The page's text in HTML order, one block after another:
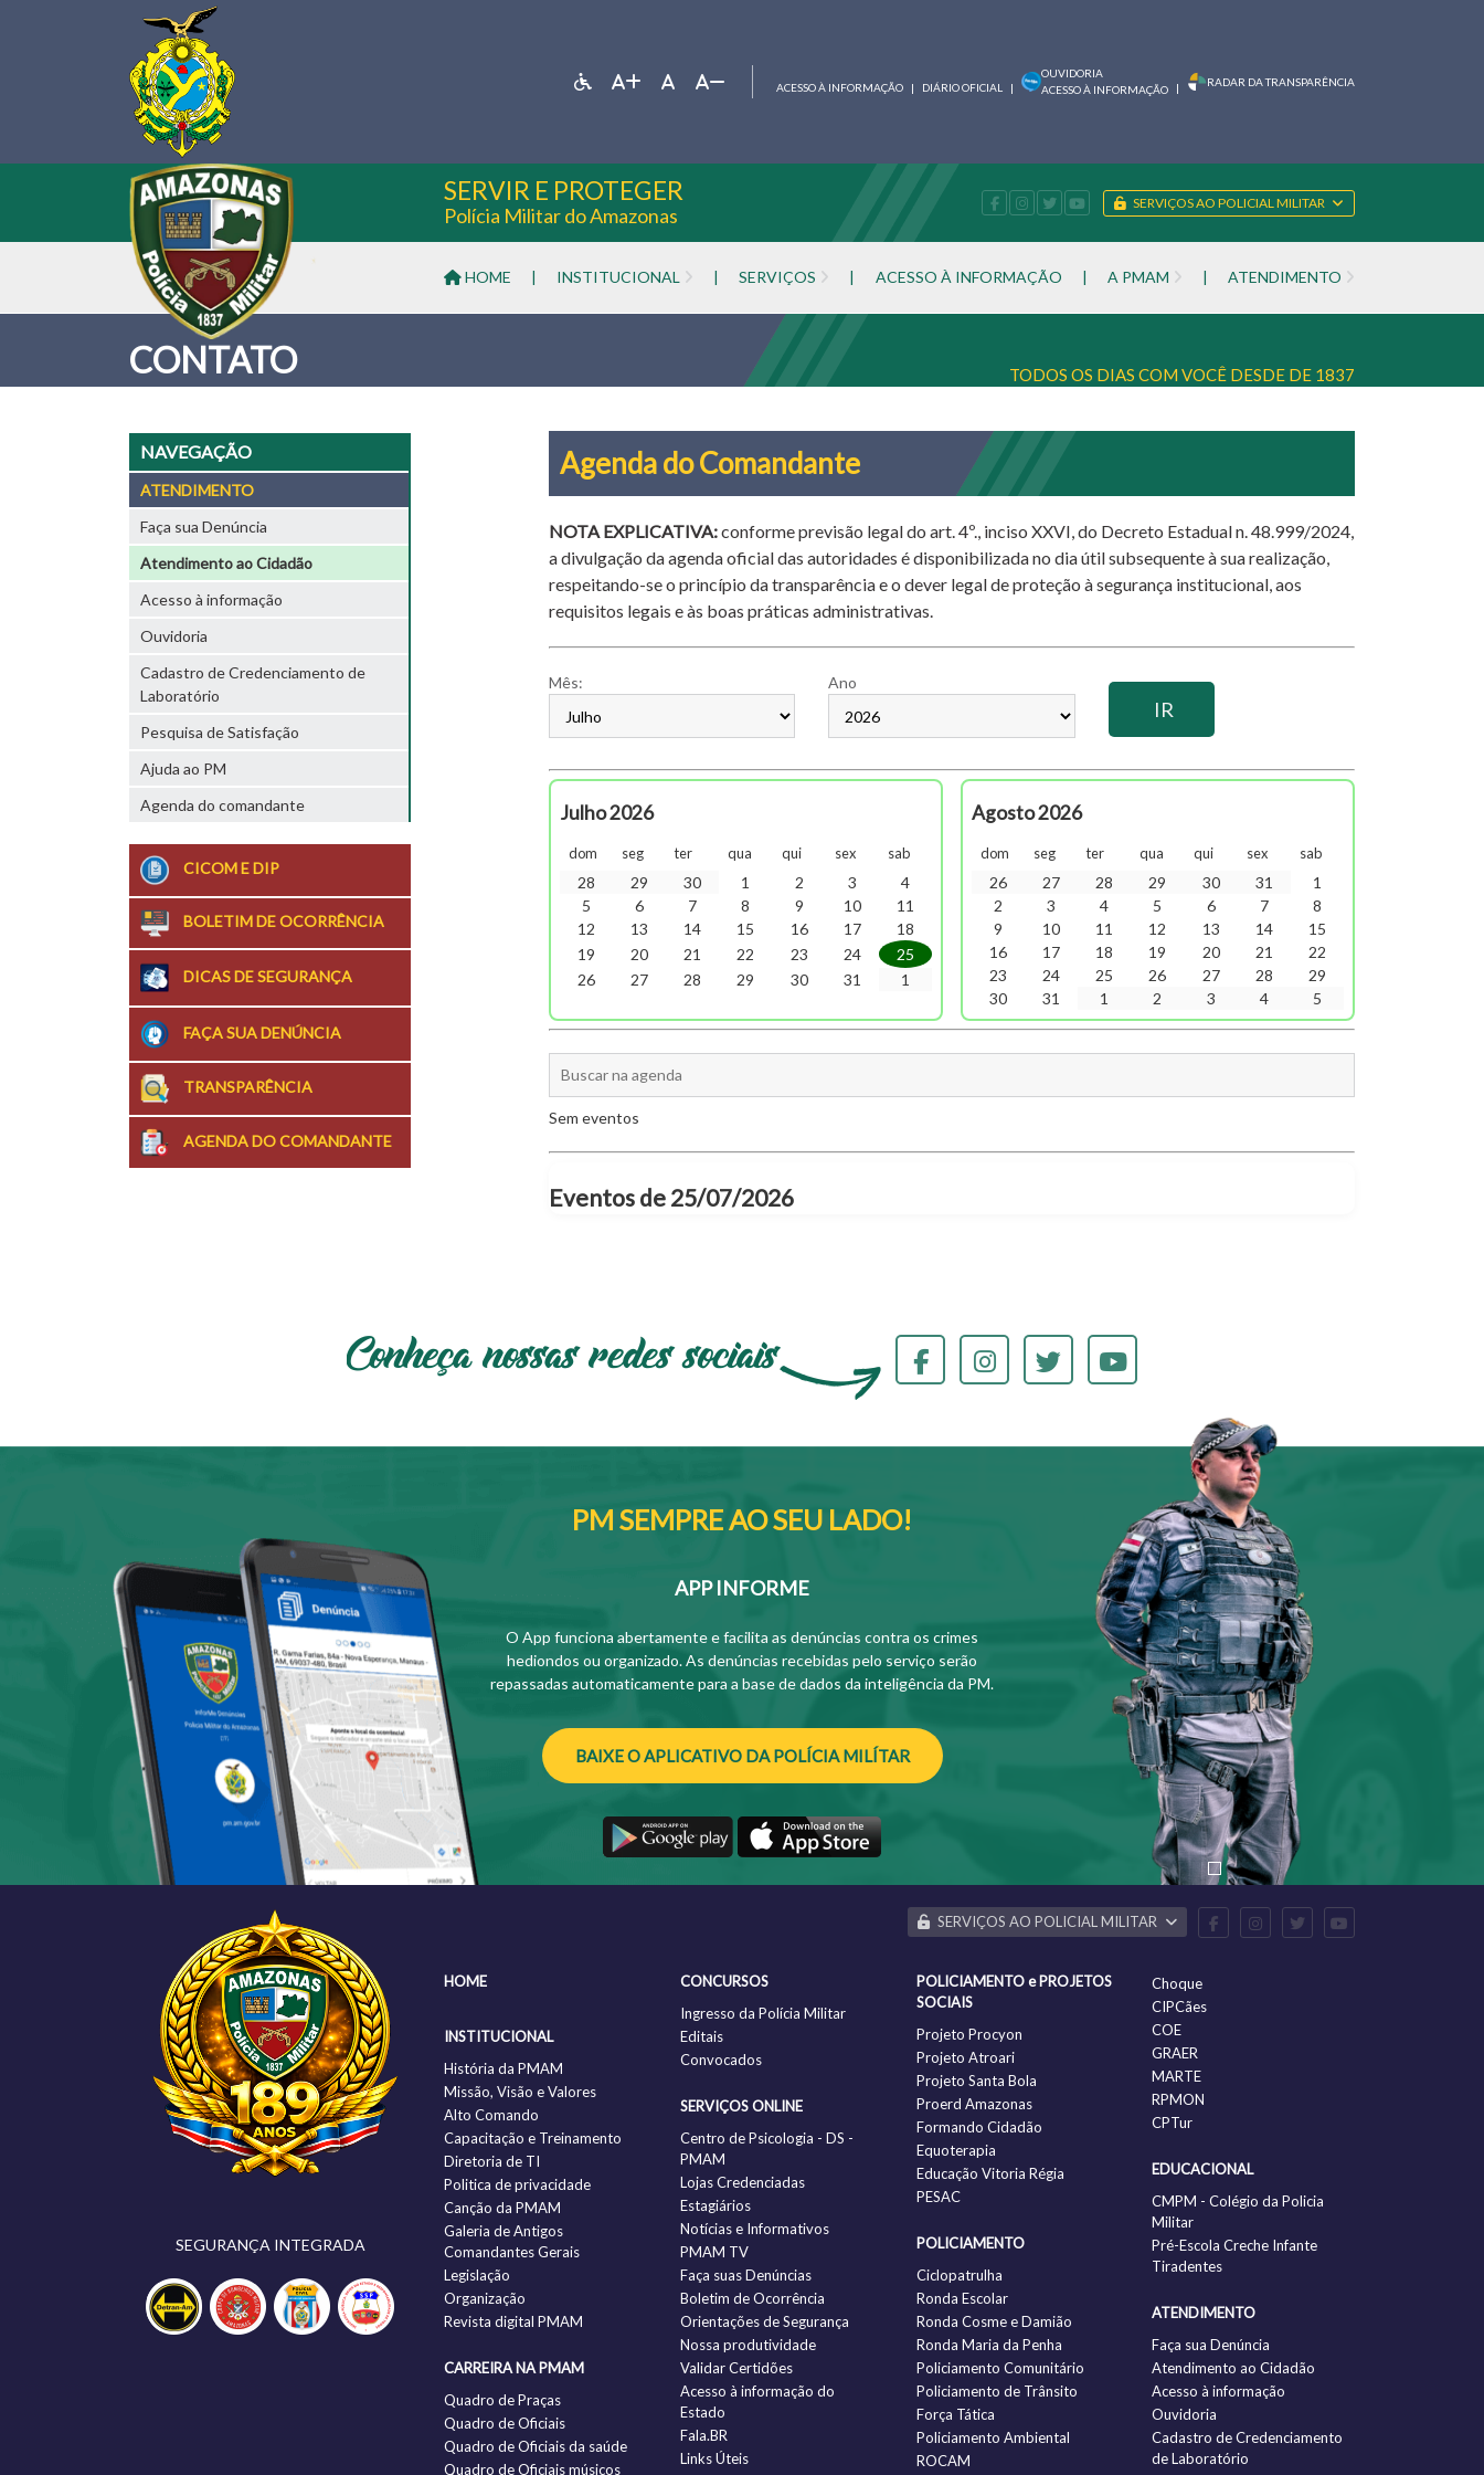
ACESSO À INFORMAÇÃO | DIÁRIO OFICIAL |
OUVIDORIA
ACESSO À INFORMAÇÃO
| RADAR DA TRANSPARÊNCIA
SERVIR E PROTEGER
Polícia Militar do Amazonas
SERVIÇOS AO POLICIAL MILITAR
HOME | INSTITUCIONAL | SERVIÇOS | ACESSO À INFORMAÇÃO | A PMAM | ATENDIMENTO
CONTATO TODOS OS DIAS COM VOCÊ DESDE DE 1837
NAVEGAÇÃO
ATENDIMENTO
Faça sua Denúncia
Atendimento ao Cidadão
Acesso à informação
Ouvidoria
Cadastro de Credenciamento de
Laboratório
Pesquisa de Satisfação
Ajuda ao PM
Agenda do comandante
CICOM E DIP
BOLETIM DE OCORRÊNCIA
DICAS DE SEGURANÇA
FAÇA SUA DENÚNCIA
TRANSPARÊNCIA
AGENDA DO COMANDANTE
Agenda do Comandante
NOTA EXPLICATIVA:conforme previsão legal do art. 4º., inciso XXVI, do Decreto Estadual n. 48.999/2024,
a divulgação da agenda oficial das autoridades é disponibilizada no dia útil subsequente à sua realização,
respeitando-se o princípio da transparência e o dever legal de proteção à segurança institucional, aos
requisitos legais e às boas práticas administrativas.
Mês: Ano
Julho 2026
dom seg ter qua qui sex sab
28 29 30 1 2 3
4
5
6 7 8 9 10
11
12
13 14 15 16 17
18
19
20 21 22 23 24
25
26
27 28 29 30 31 1
Agosto 2026
dom seg ter qua qui sex sab
26 27 28 29 30 31
1
2
3 4 5 6 7
8
9
10 11 12 13 14
15
16
17 18 19 20 21
22
23
24 25 26 27 28
29
30
31 1 2 3 4 5
Sem eventos
Eventos de 25/07/2026
PM SEMPRE AO SEU LADO!
APP INFORME
O App funciona abertamente e facilita as denúncias contra os crimes
hediondos ou organizado. As denúncias recebidas pelo serviço serão
repassadas automaticamente para a base de dados da inteligência da PM.
BAIXE O APLICATIVO DA POLÍCIA MILÍTAR
SEGURANÇA INTEGRADA
SERVIÇOS AO POLICIAL MILITAR
HOME
INSTITUCIONAL
História da PMAM
Missão, Visão e Valores
Alto Comando
Capacitação e Treinamento
Diretoria de TI
Politica de privacidade
Canção da PMAM
Galeria de Antigos
Comandantes Gerais
Legislação
Organização
Revista digital PMAM
CARREIRA NA PMAM
Quadro de Praças
Quadro de Oficiais
Quadro de Oficiais da saúde
Quadro de Oficiais músicos
CONCURSOS
Ingresso da Polícia Militar
Editais
Convocados
SERVIÇOS ONLINE
Centro de Psicologia - DS -
PMAM
Lojas Credenciadas
Estagiários
Notícias e Informativos
PMAM TV
Faça suas Denúncias
Boletim de Ocorrência
Orientações de Segurança
Nossa produtividade
Validar Certidões
Acesso à informação do
Estado
Fala.BR
Links Úteis
POLICIAMENTO e PROJETOS
SOCIAIS
Projeto Procyon
Projeto Atroari
Projeto Santa Bola
Proerd Amazonas
Formando Cidadão
Equoterapia
Educação Vitoria Régia
PESAC
POLICIAMENTO
Ciclopatrulha
Ronda Escolar
Ronda Cosme e Damião
Ronda Maria da Penha
Policiamento Comunitário
Policiamento de Trânsito
Força Tática
Policiamento Ambiental
ROCAM
Choque
CIPCães
COE
GRAER
MARTE
RPMON
CPTur
EDUCACIONAL
CMPM - Colégio da Policia
Militar
Pré-Escola Creche Infante
Tiradentes
ATENDIMENTO
Faça sua Denúncia
Atendimento ao Cidadão
Acesso à informação
Ouvidoria
Cadastro de Credenciamento
de Laboratório